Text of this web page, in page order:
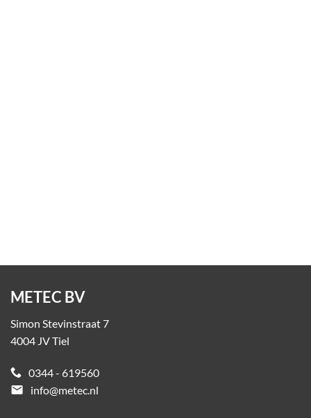
METEC BV
Simon Stevinstraat 7
4004 JV Tiel
0344 - 619560
email
info@metec.nl